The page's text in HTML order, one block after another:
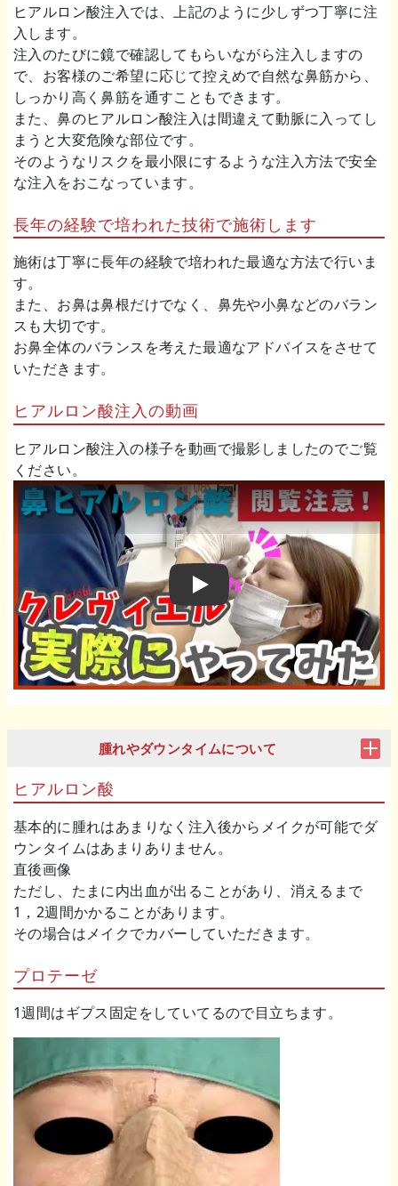
ヒアルロン酸注入では、上記のように少しずつ丁寧に注
入します。
注入のたびに鏡で確認してもらいながら注入しますの
で、お客様のご希望に応じて控えめで自然な鼻筋から、
しっかり高く鼻筋を通すこともできます。
また、鼻のヒアルロン酸注入は間違えて動脈に入ってし
まうと大変危険な部位です。
そのようなリスクを最小限にするような注入方法で安全
な注入をおこなっています。
長年の経験で培われた技術で施術します
施術は丁寧に長年の経験で培われた最適な方法で行いま
す。
また、お鼻は鼻根だけでなく、鼻先や小鼻などのバラン
スも大切です。
お鼻全体のバランスを考えた最適なアドバイスをさせて
いただきます。
ヒアルロン酸注入の動画
ヒアルロン酸注入の様子を動画で撮影しましたのでご覧
ください。
Play
腫れやダウンタイムについて
ヒアルロン酸
基本的に腫れはあまりなく注入後からメイクが可能でダ
ウンタイムはあまりありません。
直後画像
ただし、たまに内出血が出ることがあり、消えるまで
1，2週間かかることがあります。
その場合はメイクでカバーしていただきます。
プロテーゼ
1週間はギプス固定をしていてるので目立ちます。